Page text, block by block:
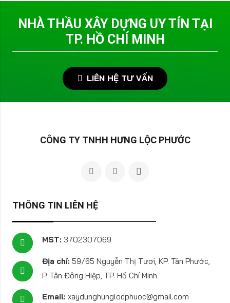
NHÀ THẦU XÂY DỰNG UY TÍN TẠI
TP. HỒ CHÍ MINH
LIÊN HỆ TƯ VẤN
CÔNG TY TNHH HƯNG LỘC PHƯỚC
THÔNG TIN LIÊN HỆ
MST: 3702307069
Địa chỉ: 59/65 Nguyễn Thị Tươi, KP. Tân Phước,
P. Tân Đông Hiệp, TP. Hồ Chí Minh
Email: xaydunghunglocphuoc@gmail.com